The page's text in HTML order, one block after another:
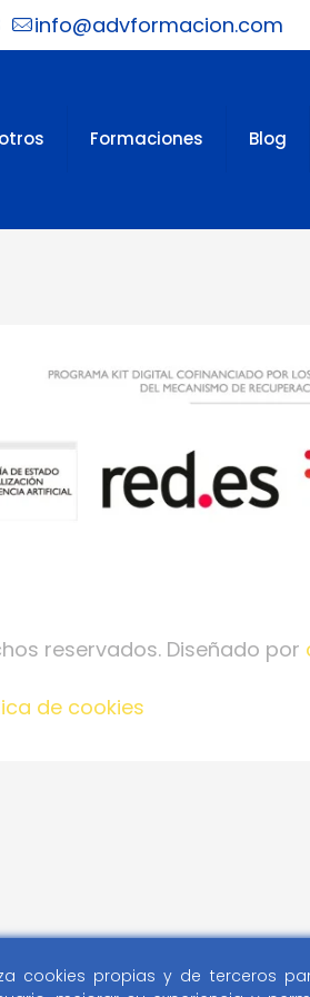
info@advformacion.com
Formaciones Blog
reservados. Diseñado por
de cookies
cookies propias y de terceros